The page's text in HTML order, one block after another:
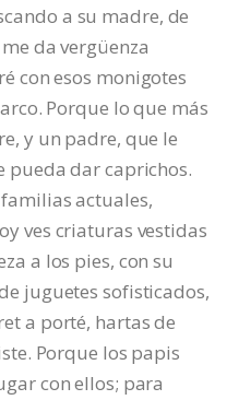
a su madre, de
da vergüenza
con esos monigotes
Porque lo que más
y un padre, que le
pueda dar caprichos.
actuales,
ves criaturas vestidas
a los pies, con su
juguetes sofisticados,
a porté, hartas de
Porque los papis
con ellos; para